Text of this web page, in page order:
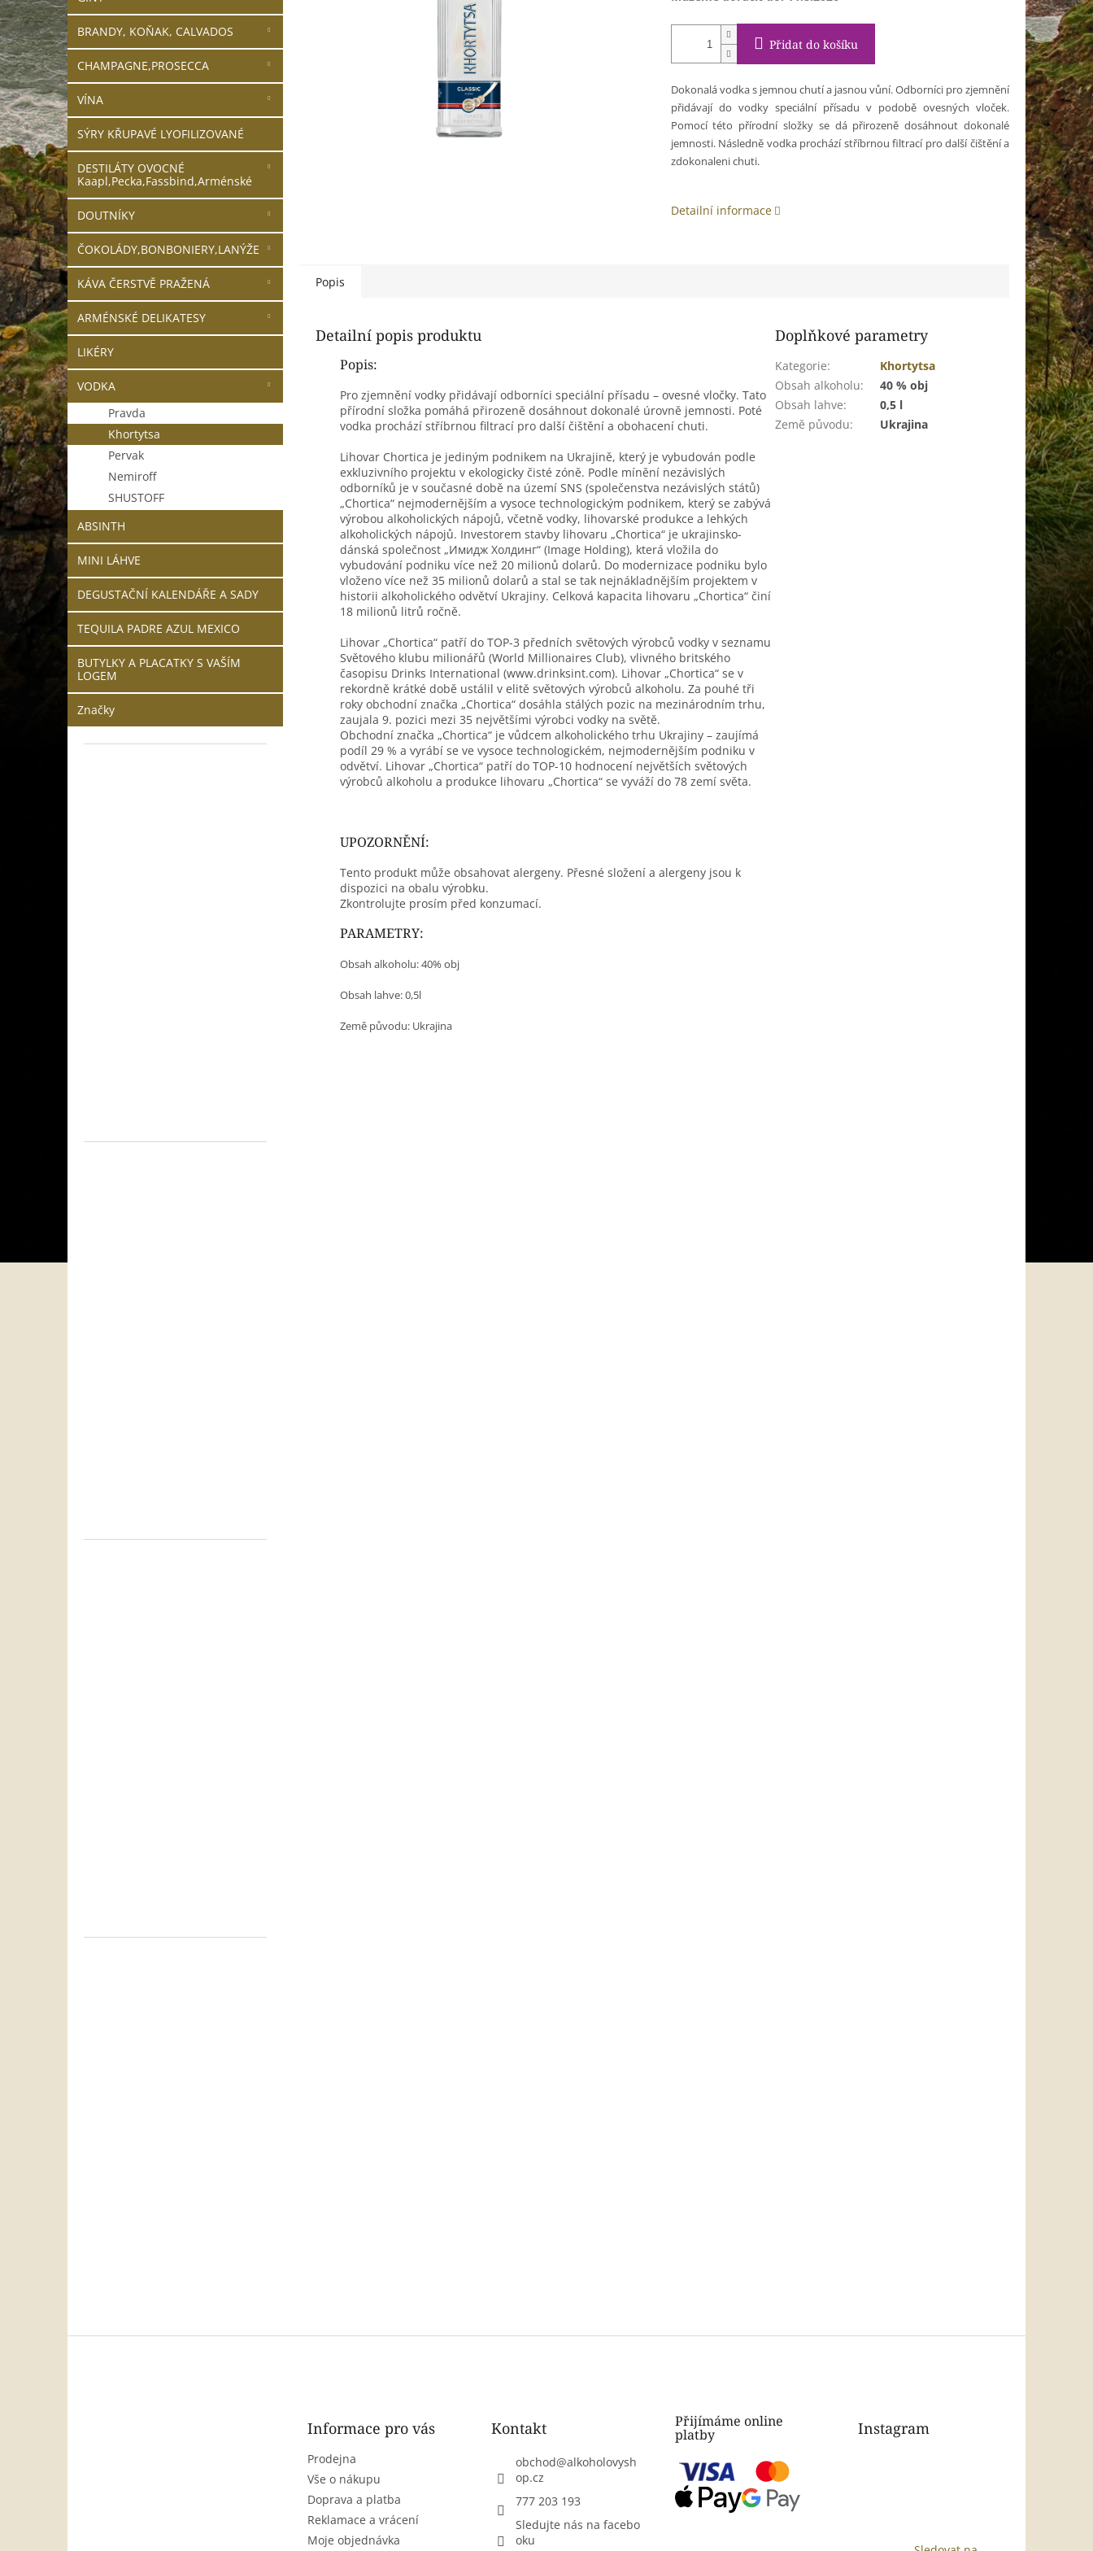
n
e
l
BRANDY, KOŇAK, CALVADOS
CHAMPAGNE,PROSECCA
VÍNA
SÝRY KŘUPAVÉ LYOFILIZOVANÉ
DESTILÁTY OVOCNÉ
Kaapl,Pecka,Fassbind,Arménské
DOUTNÍKY
ČOKOLÁDY,BONBONIERY,LANÝŽE
KÁVA ČERSTVĚ PRAŽENÁ
ARMÉNSKÉ DELIKATESY
LIKÉRY
VODKA
Pravda
Khortytsa
Pervak
Nemiroff
SHUSTOFF
ABSINTH
MINI LÁHVE
DEGUSTAČNÍ KALENDÁŘE A SADY
TEQUILA PADRE AZUL MEXICO
BUTYLKY A PLACATKY S VAŠÍM
LOGEM
Značky
Přidat do košíku
Dokonalá vodka s jemnou chutí a jasnou vůní. Odborníci pro zjemnění
přidávají do vodky speciální přísadu v podobě ovesných vloček.
Pomocí této přírodní složky se dá přirozeně dosáhnout dokonalé
jemnosti. Následně vodka prochází stříbrnou filtrací pro další čištění a
zdokonaleni chuti.
Detailní informace
Popis
Detailní popis produktu
Popis:
Pro zjemnění vodky přidávají odborníci speciální přísadu – ovesné vločky. Tato
přírodní složka pomáhá přirozeně dosáhnout dokonalé úrovně jemnosti. Poté
vodka prochází stříbrnou filtrací pro další čištění a obohacení chuti.
Lihovar Chortica je jediným podnikem na Ukrajině, který je vybudován podle
exkluzivního projektu v ekologicky čisté zóně. Podle mínění nezávislých
odborníků je v současné době na území SNS (společenstva nezávislých států)
„Chortica“ nejmodernějším a vysoce technologickým podnikem, který se zabývá
výrobou alkoholických nápojů, včetně vodky, lihovarské produkce a lehkých
alkoholických nápojů. Investorem stavby lihovaru „Chortica“ je ukrajinsko-
dánská společnost „Имидж Холдинг“ (Image Holding), která vložila do
vybudování podniku více než 20 milionů dolarů. Do modernizace podniku bylo
vloženo více než 35 milionů dolarů a stal se tak nejnákladnějším projektem v
historii alkoholického odvětví Ukrajiny. Celková kapacita lihovaru „Chortica“ činí
18 milionů litrů ročně.
Lihovar „Chortica“ patří do TOP-3 předních světových výrobců vodky v seznamu
Světového klubu milionářů (World Millionaires Club), vlivného britského
časopisu Drinks International (www.drinksint.com). Lihovar „Chortica“ se v
rekordně krátké době ustálil v elitě světových výrobců alkoholu. Za pouhé tři
roky obchodní značka „Chortica“ dosáhla stálých pozic na mezinárodním trhu,
zaujala 9. pozici mezi 35 největšími výrobci vodky na světě.
Obchodní značka „Chortica“ je vůdcem alkoholického trhu Ukrajiny – zaujímá
podíl 29 % a vyrábí se ve vysoce technologickém, nejmodernějším podniku v
odvětví. Lihovar „Chortica“ patří do TOP-10 hodnocení největších světových
výrobců alkoholu a produkce lihovaru „Chortica“ se vyváží do 78 zemí světa.
UPOZORNĚNÍ:
Tento produkt může obsahovat alergeny. Přesné složení a alergeny jsou k
dispozici na obalu výrobku.
Zkontrolujte prosím před konzumací.
PARAMETRY:
Obsah alkoholu: 40% obj
Obsah lahve: 0,5l
Země původu: Ukrajina
Doplňkové parametry
Kategorie:
Khortytsa
Obsah alkoholu:
40 % obj
Obsah lahve:
0,5 l
Země původu: Ukrajina
Informace pro vás
Prodejna
Vše o nákupu
Doprava a platba
Reklamace a vrácení
Moje objednávka
Kontakt
obchod@alkoholovysh
op.cz
777 203 193
Sledujte nás na facebo
oku
Přijímáme online
platby Instagram